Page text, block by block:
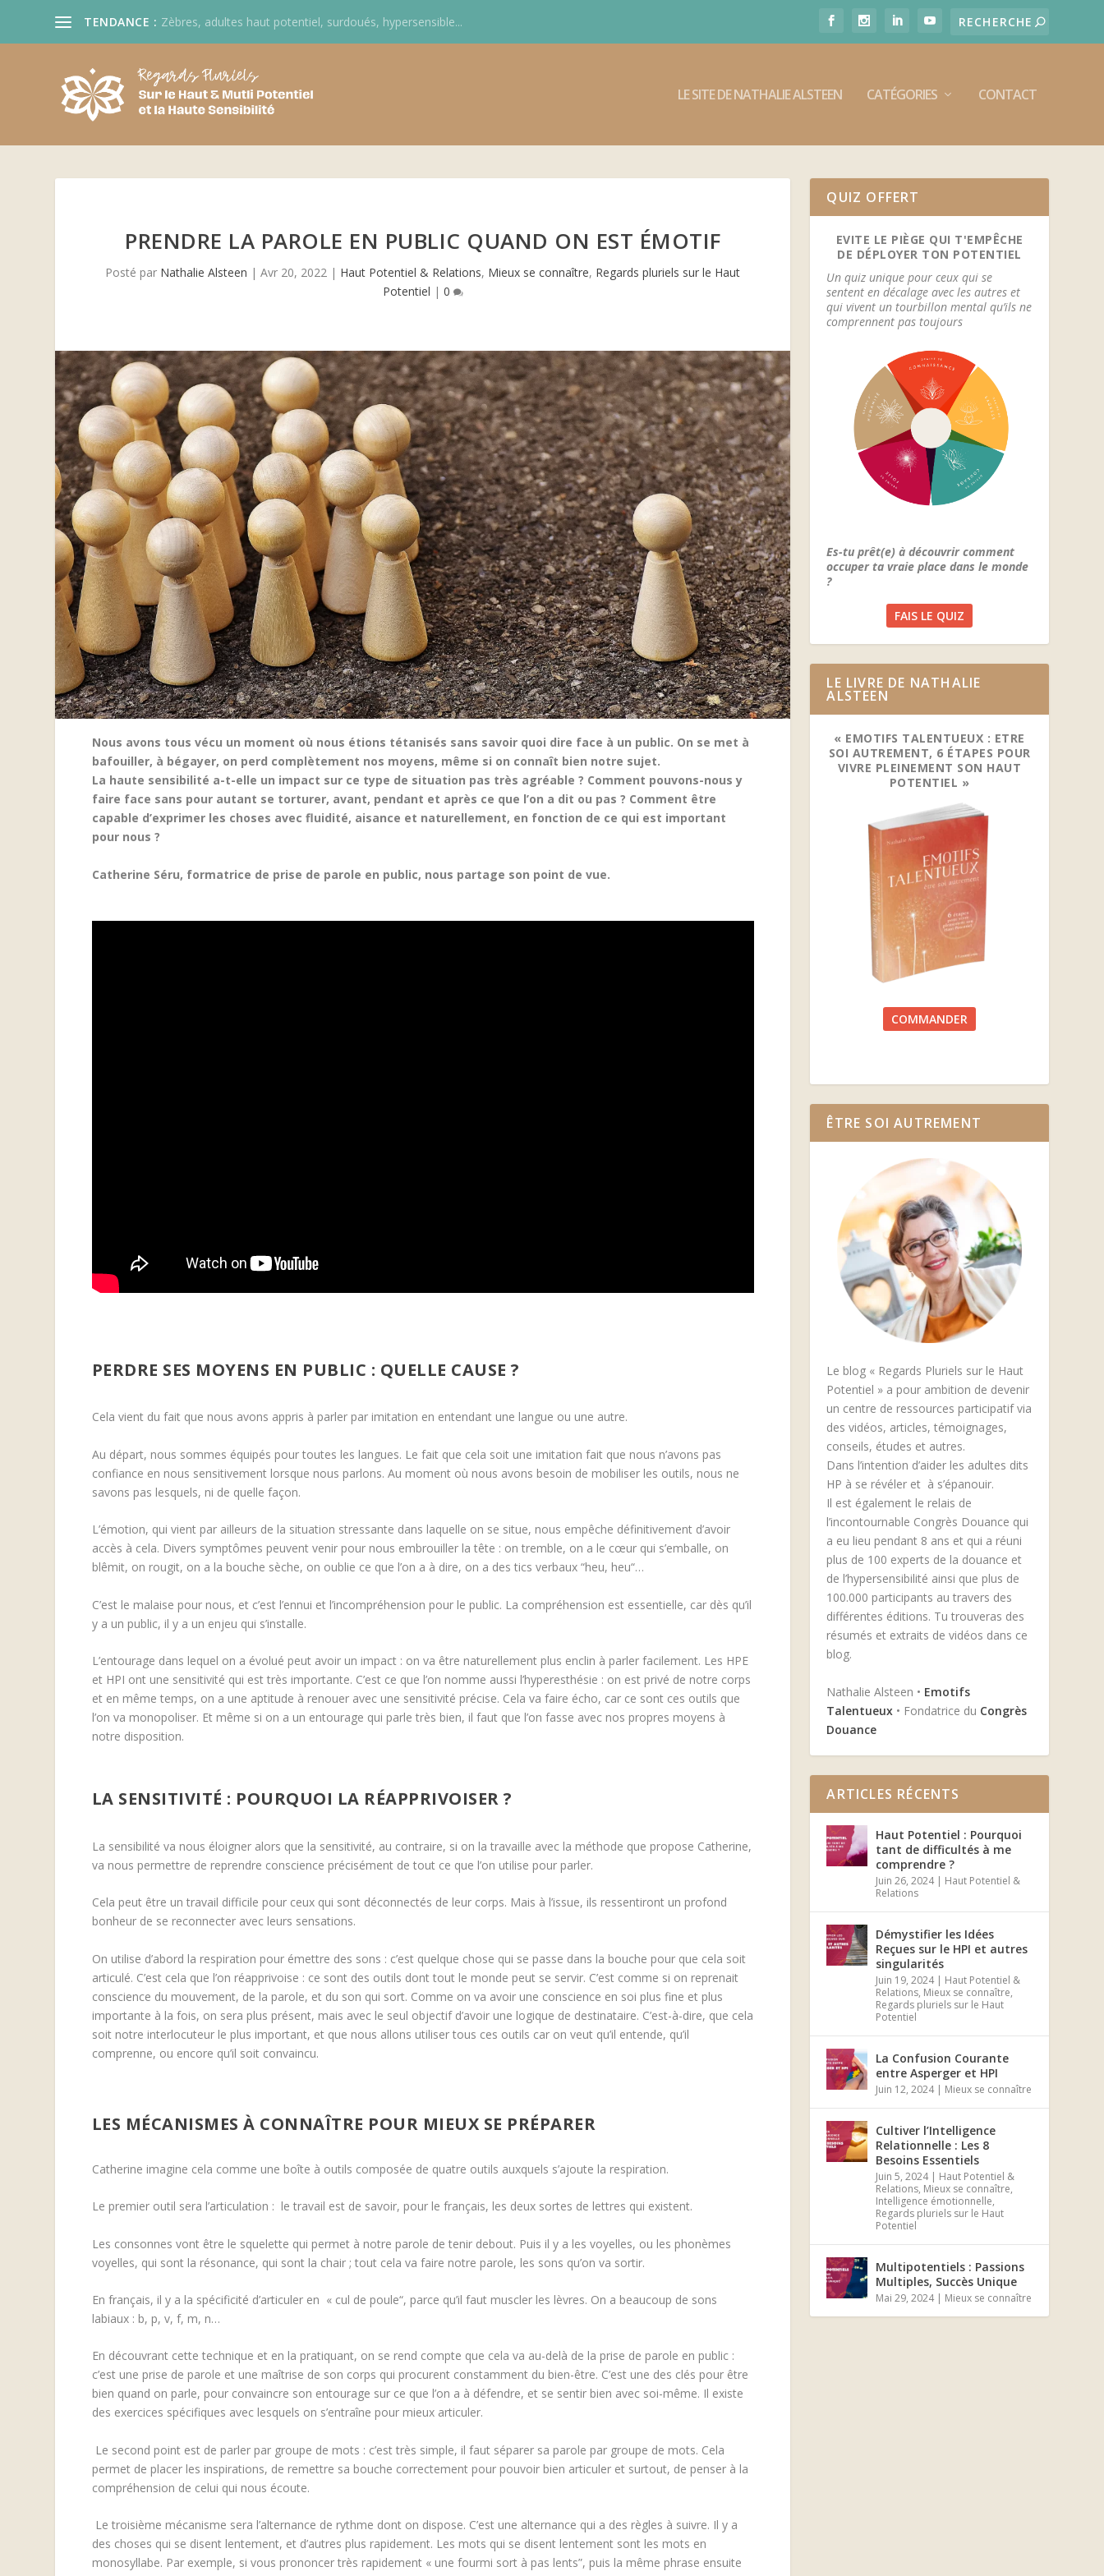
TENDANCE : Zèbres, adultes haut potentiel, surdoués, hypersensible...
LE SITE DE NATHALIE ALSTEEN CATÉGORIES CONTACT
PRENDRE LA PAROLE EN PUBLIC QUAND ON EST ÉMOTIF
Posté par Nathalie Alsteen |Avr 20, 2022 | Haut Potentiel & Relations, Mieux se connaître, Regards pluriels sur le Haut
Potentiel | 0
Nous avons tous vécu un moment où nous étions tétanisés sans savoir quoi dire face à un public. On se met à
bafouiller, à bégayer, on perd complètement nos moyens, même si on connaît bien notre sujet.
La haute sensibilité a-t-elle un impact sur ce type de situation pas très agréable ? Comment pouvons-nous y
faire face sans pour autant se torturer, avant, pendant et après ce que l’on a dit ou pas ? Comment être
capable d’exprimer les choses avec fluidité, aisance et naturellement, en fonction de ce qui est important
pour nous ?
Catherine Séru, formatrice de prise de parole en public, nous partage son point de vue.
PERDRE SES MOYENS EN PUBLIC : QUELLE CAUSE ?
Cela vient du fait que nous avons appris à parler par imitation en entendant une langue ou une autre.
Au départ, nous sommes équipés pour toutes les langues. Le fait que cela soit une imitation fait que nous n’avons pas
confiance en nous sensitivement lorsque nous parlons. Au moment où nous avons besoin de mobiliser les outils, nous ne
savons pas lesquels, ni de quelle façon.
L’émotion, qui vient par ailleurs de la situation stressante dans laquelle on se situe, nous empêche définitivement d’avoir
accès à cela. Divers symptômes peuvent venir pour nous embrouiller la tête : on tremble, on a le cœur qui s’emballe, on
blêmit, on rougit, on a la bouche sèche, on oublie ce que l’on a à dire, on a des tics verbaux “heu, heu“…
C’est le malaise pour nous, et c’est l’ennui et l’incompréhension pour le public. La compréhension est essentielle, car dès qu’il
y a un public, il y a un enjeu qui s’installe.
L’entourage dans lequel on a évolué peut avoir un impact : on va être naturellement plus enclin à parler facilement. Les HPE
et HPI ont une sensitivité qui est très importante. C’est ce que l’on nomme aussi l’hyperesthésie : on est privé de notre corps
et en même temps, on a une aptitude à renouer avec une sensitivité précise. Cela va faire écho, car ce sont ces outils que
l’on va monopoliser. Et même si on a un entourage qui parle très bien, il faut que l’on fasse avec nos propres moyens à
notre disposition.
LA SENSITIVITÉ : POURQUOI LA RÉAPPRIVOISER ?
La sensibilité va nous éloigner alors que la sensitivité, au contraire, si on la travaille avec la méthode que propose Catherine,
va nous permettre de reprendre conscience précisément de tout ce que l’on utilise pour parler.
Cela peut être un travail difficile pour ceux qui sont déconnectés de leur corps. Mais à l’issue, ils ressentiront un profond
bonheur de se reconnecter avec leurs sensations.
On utilise d’abord la respiration pour émettre des sons : c’est quelque chose qui se passe dans la bouche pour que cela soit
articulé. C’est cela que l’on réapprivoise : ce sont des outils dont tout le monde peut se servir. C’est comme si on reprenait
conscience du mouvement, de la parole, et du son qui sort. Comme on va avoir une conscience en soi plus fine et plus
importante à la fois, on sera plus présent, mais avec le seul objectif d’avoir une logique de destinataire. C’est-à-dire, que cela
soit notre interlocuteur le plus important, et que nous allons utiliser tous ces outils car on veut qu’il entende, qu’il
comprenne, ou encore qu’il soit convaincu.
LES MÉCANISMES À CONNAÎTRE POUR MIEUX SE PRÉPARER
Catherine imagine cela comme une boîte à outils composée de quatre outils auxquels s’ajoute la respiration.
Le premier outil sera l’articulation : le travail est de savoir, pour le français, les deux sortes de lettres qui existent.
Les consonnes vont être le squelette qui permet à notre parole de tenir debout. Puis il y a les voyelles, ou les phonèmes
voyelles, qui sont la résonance, qui sont la chair ; tout cela va faire notre parole, les sons qu’on va sortir.
En français, il y a la spécificité d’articuler en « cul de poule“, parce qu’il faut muscler les lèvres. On a beaucoup de sons
labiaux : b, p, v, f, m, n…
En découvrant cette technique et en la pratiquant, on se rend compte que cela va au-delà de la prise de parole en public :
c’est une prise de parole et une maîtrise de son corps qui procurent constamment du bien-être. C’est une des clés pour être
bien quand on parle, pour convaincre son entourage sur ce que l’on a à défendre, et se sentir bien avec soi-même. Il existe
des exercices spécifiques avec lesquels on s’entraîne pour mieux articuler.
Le second point est de parler par groupe de mots : c’est très simple, il faut séparer sa parole par groupe de mots. Cela
permet de placer les inspirations, de remettre sa bouche correctement pour pouvoir bien articuler et surtout, de penser à la
compréhension de celui qui nous écoute.
Le troisième mécanisme sera l’alternance de rythme dont on dispose. C’est une alternance qui a des règles à suivre. Il y a
des choses qui se disent lentement, et d’autres plus rapidement. Les mots qui se disent lentement sont les mots en
monosyllabe. Par exemple, si vous prononcer très rapidement « une fourmi sort à pas lents”, puis la même phrase ensuite
QUIZ OFFERT
EVITE LE PIÈGE QUI T'EMPÊCHE
DE DÉPLOYER TON POTENTIEL
Un quiz unique pour ceux qui se
sentent en décalage avec les autres et
qui vivent un tourbillon mental qu’ils ne
comprennent pas toujours
Es-tu prêt(e) à découvrir comment
occuper ta vraie place dans le monde
?
FAIS LE QUIZ
LE LIVRE DE NATHALIE
ALSTEEN
« EMOTIFS TALENTUEUX : ETRE
SOI AUTREMENT, 6 ÉTAPES POUR
VIVRE PLEINEMENT SON HAUT
POTENTIEL »
COMMANDER
ÊTRE SOI AUTREMENT
Le blog « Regards Pluriels sur le Haut
Potentiel » a pour ambition de devenir
un centre de ressources participatif via
des vidéos, articles, témoignages,
conseils, études et autres.
Dans l’intention d’aider les adultes dits
HP à se révéler et à s’épanouir.
Il est également le relais de
l’incontournable Congrès Douance qui
a eu lieu pendant 8 ans et qui a réuni
plus de 100 experts de la douance et
de l’hypersensibilité ainsi que plus de
100.000 participants au travers des
différentes éditions. Tu trouveras des
résumés et extraits de vidéos dans ce
blog.
Nathalie Alsteen • Emotifs
Talentueux • Fondatrice du Congrès
Douance
ARTICLES RÉCENTS
Haut Potentiel : Pourquoi
tant de difficultés à me
comprendre ?
Juin 26, 2024| Haut Potentiel &
Relations
Démystifier les Idées
Reçues sur le HPI et autres
singularités
Juin 19, 2024| Haut Potentiel &
Relations, Mieux se connaître,
Regards pluriels sur le Haut
Potentiel
La Confusion Courante
entre Asperger et HPI
Juin 12, 2024| Mieux se connaître
Cultiver l’Intelligence
Relationnelle : Les 8
Besoins Essentiels
Juin 5, 2024| Haut Potentiel &
Relations, Mieux se connaître,
Intelligence émotionnelle,
Regards pluriels sur le Haut
Potentiel
Multipotentiels : Passions
Multiples, Succès Unique
Mai 29, 2024| Mieux se connaître